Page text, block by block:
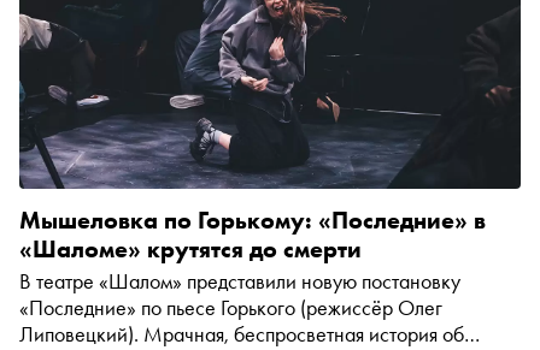
Мышеловка по Горькому: «Последние» в
«Шаломе» крутятся до смерти
В театре «Шалом» представили новую постановку
«Последние» по пьесе Горького (режиссёр Олег
Липовецкий). Мрачная, беспросветная история об